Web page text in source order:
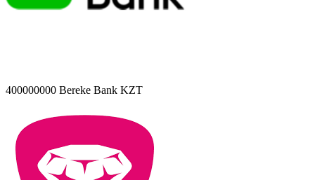
400000000 Bereke Bank KZT